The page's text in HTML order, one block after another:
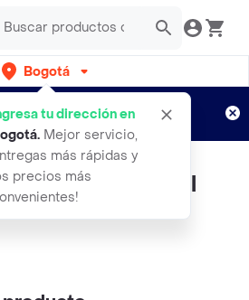
Bogotá
tu dirección en
. Mejor servicio,
más rápidas y
precios más
por semanas
Aplican TyC
De Árbol